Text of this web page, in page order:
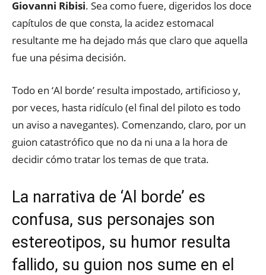
Giovanni Ribisi. Sea como fuere, digeridos los doce
capítulos de que consta, la acidez estomacal
resultante me ha dejado más que claro que aquella
fue una pésima decisión.
Todo en ‘Al borde’ resulta impostado, artificioso y,
por veces, hasta ridículo (el final del piloto es todo
un aviso a navegantes). Comenzando, claro, por un
guion catastrófico que no da ni una a la hora de
decidir cómo tratar los temas de que trata.
La narrativa de ‘Al borde’ es
confusa, sus personajes son
estereotipos, su humor resulta
fallido, su guion nos sume en el